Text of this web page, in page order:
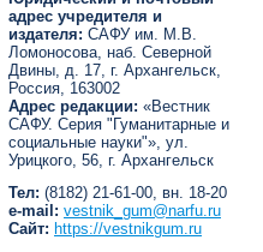
адрес учредителя и
издателя: САФУ им. М.В.
Ломоносова, наб. Северной
Двины, д. 17, г. Архангельск,
Россия, 163002
Адрес редакции: «Вестник
САФУ. Серия "Гуманитарные и
социальные науки"», ул.
Урицкого, 56, г. Архангельск
Тел: (8182) 21-61-00, вн. 18-20
e-mail: vestnik_gum@narfu.ru
Сайт: https://vestnikgum.ru